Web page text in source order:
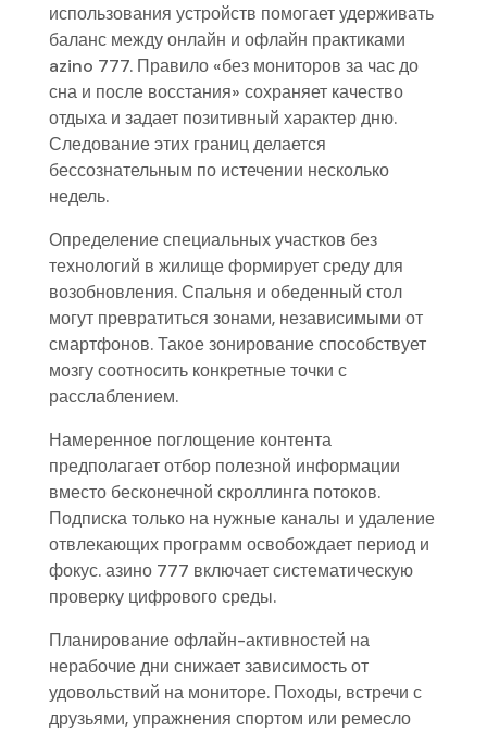
использования устройств помогает удерживать
баланс между онлайн и офлайн практиками
azino 777. Правило «без мониторов за час до
сна и после восстания» сохраняет качество
отдыха и задает позитивный характер дню.
Следование этих границ делается
бессознательным по истечении несколько
недель.
Определение специальных участков без
технологий в жилище формирует среду для
возобновления. Спальня и обеденный стол
могут превратиться зонами, независимыми от
смартфонов. Такое зонирование способствует
мозгу соотносить конкретные точки с
расслаблением.
Намеренное поглощение контента
предполагает отбор полезной информации
вместо бесконечной скроллинга потоков.
Подписка только на нужные каналы и удаление
отвлекающих программ освобождает период и
фокус. азино 777 включает систематическую
проверку цифрового среды.
Планирование офлайн-активностей на
нерабочие дни снижает зависимость от
удовольствий на мониторе. Походы, встречи с
друзьями, упражнения спортом или ремесло